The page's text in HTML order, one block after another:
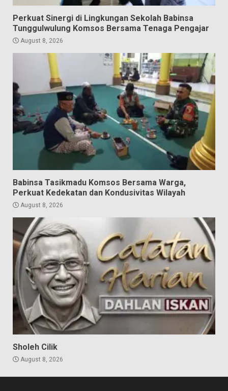
Perkuat Sinergi di Lingkungan Sekolah Babinsa
Tunggulwulung Komsos Bersama Tenaga Pengajar
August 8, 2026
Babinsa Tasikmadu Komsos Bersama Warga,
Perkuat Kedekatan dan Kondusivitas Wilayah
August 8, 2026
Sholeh Cilik
August 8, 2026